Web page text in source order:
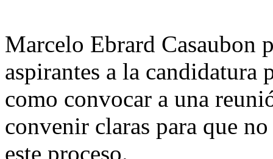
Marcelo Ebrard Casaubon
aspirantes a la candidatura
como convocar a una
convenir claras para que
este proceso.